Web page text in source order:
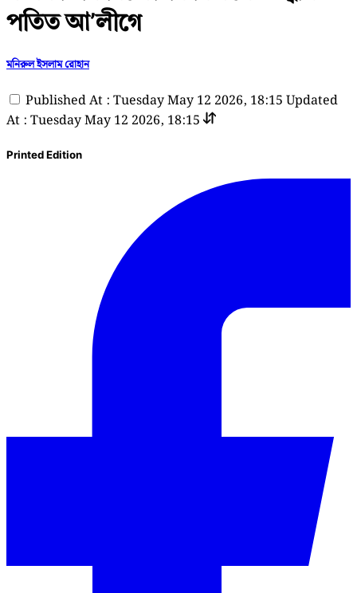
পতিত আ’লীগে
মনিরুল ইসলাম রোহান
Published At : Tuesday May 12 2026, 18:15 Updated
At : Tuesday May 12 2026, 18:15
Printed Edition